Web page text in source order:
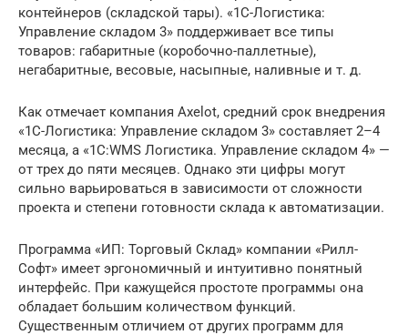
контейнеров (складской тары). «1С-Логистика:
Управление складом 3» поддерживает все типы
товаров: габаритные (коробочно-паллетные),
негабаритные, весовые, насыпные, наливные и т. д.
Как отмечает компания Axelot, средний срок внедрения
«1С-Логистика: Управление складом 3» составляет 2–4
месяца, а «1С:WMS Логистика. Управление складом 4» —
от трех до пяти месяцев. Однако эти цифры могут
сильно варьироваться в зависимости от сложности
проекта и степени готовности склада к автоматизации.
Программа «ИП: Торговый Склад» компании «Рилл-
Софт» имеет эргономичный и интуитивно понятный
интерфейс. При кажущейся простоте программы она
обладает большим количеством функций.
Существенным отличием от других программ для